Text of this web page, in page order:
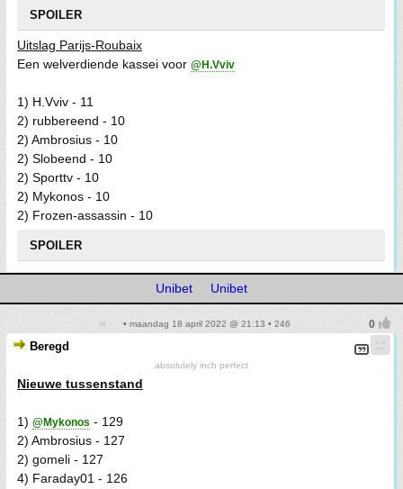
SPOILER
Uitslag Parijs-Roubaix
Een welverdiende kassei voor @H.Vviv
1) H.Vviv - 11
2) rubbereend - 10
2) Ambrosius - 10
2) Slobeend - 10
2) Sporttv - 10
2) Mykonos - 10
2) Frozen-assassin - 10
SPOILER
Unibet Unibet
• maandag 18 april 2022 @ 21:13 • 246
Beregd
absolutely inch perfect
Nieuwe tussenstand
1) @Mykonos - 129
2) Ambrosius - 127
2) gomeli - 127
4) Faraday01 - 126